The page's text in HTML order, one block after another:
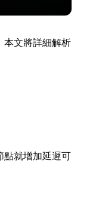
本文將詳細解析
點就增加延遲可